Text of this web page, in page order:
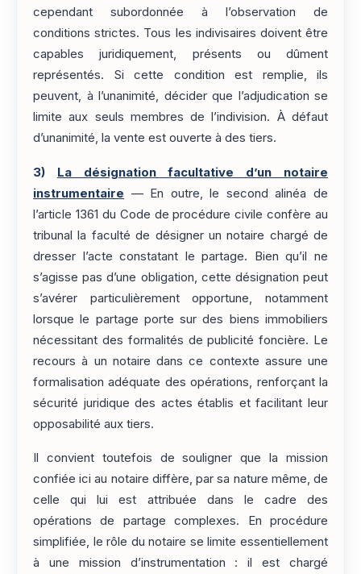
cependant subordonnée à l’observation de
conditions strictes. Tous les indivisaires doivent être
capables juridiquement, présents ou dûment
représentés. Si cette condition est remplie, ils
peuvent, à l’unanimité, décider que l’adjudication se
limite aux seuls membres de l’indivision. À défaut
d’unanimité, la vente est ouverte à des tiers.
3) La désignation facultative d’un notaire
instrumentaire — En outre, le second alinéa de
l’article 1361 du Code de procédure civile confère au
tribunal la faculté de désigner un notaire chargé de
dresser l’acte constatant le partage. Bien qu’il ne
s’agisse pas d’une obligation, cette désignation peut
s’avérer particulièrement opportune, notamment
lorsque le partage porte sur des biens immobiliers
nécessitant des formalités de publicité foncière. Le
recours à un notaire dans ce contexte assure une
formalisation adéquate des opérations, renforçant la
sécurité juridique des actes établis et facilitant leur
opposabilité aux tiers.
Il convient toutefois de souligner que la mission
confiée ici au notaire diffère, par sa nature même, de
celle qui lui est attribuée dans le cadre des
opérations de partage complexes. En procédure
simplifiée, le rôle du notaire se limite essentiellement
à une mission d’instrumentation : il est chargé